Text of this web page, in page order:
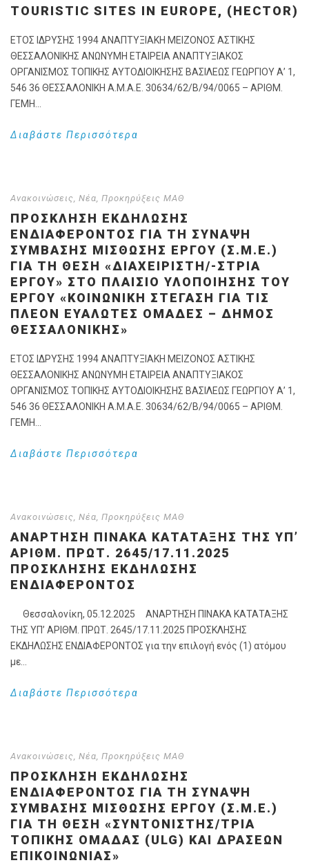
TOURISTIC SITES IN EUROPE, (HECTOR)
ΕΤΟΣ ΙΔΡΥΣΗΣ 1994 ΑΝΑΠΤΥΞΙΑΚΗ ΜΕΙΖΟΝΟΣ ΑΣΤΙΚΗΣ
ΘΕΣΣΑΛΟΝΙΚΗΣ ΑΝΩΝΥΜΗ ΕΤΑΙΡΕΙΑ ΑΝΑΠΤΥΞΙΑΚΟΣ
ΟΡΓΑΝΙΣΜΟΣ ΤΟΠΙΚΗΣ ΑΥΤΟΔΙΟΙΚΗΣΗΣ ΒΑΣΙΛΕΩΣ ΓΕΩΡΓΙΟΥ Α’ 1,
546 36 ΘΕΣΣΑΛΟΝΙΚΗ Α.Μ.Α.Ε. 30634/62/Β/94/0065 – ΑΡΙΘΜ.
ΓΕΜΗ...
Διαβάστε Περισσότερα
Ανακοινώσεις Νέα Προκηρύξεις ΜΑΘ
ΠΡΌΣΚΛΗΣΗ ΕΚΔΉΛΩΣΗΣ
ΕΝΔΙΑΦΈΡΟΝΤΟΣ ΓΙΑ ΤΗ ΣΎΝΑΨΗ
ΣΎΜΒΑΣΗΣ ΜΊΣΘΩΣΗΣ ΈΡΓΟΥ (Σ.Μ.Ε.)
ΓΙΑ ΤΗ ΘΈΣΗ «ΔΙΑΧΕΙΡΙΣΤΉ/-ΣΤΡΙΑ
ΈΡΓΟΥ» ΣΤΟ ΠΛΑΊΣΙΟ ΥΛΟΠΟΊΗΣΗΣ ΤΟΥ
ΈΡΓΟΥ «ΚΟΙΝΩΝΙΚΉ ΣΤΈΓΑΣΗ ΓΙΑ ΤΙΣ
ΠΛΈΟΝ ΕΥΆΛΩΤΕΣ ΟΜΆΔΕΣ – ΔΉΜΟΣ
ΘΕΣΣΑΛΟΝΊΚΗΣ»
ΕΤΟΣ ΙΔΡΥΣΗΣ 1994 ΑΝΑΠΤΥΞΙΑΚΗ ΜΕΙΖΟΝΟΣ ΑΣΤΙΚΗΣ
ΘΕΣΣΑΛΟΝΙΚΗΣ ΑΝΩΝΥΜΗ ΕΤΑΙΡΕΙΑ ΑΝΑΠΤΥΞΙΑΚΟΣ
ΟΡΓΑΝΙΣΜΟΣ ΤΟΠΙΚΗΣ ΑΥΤΟΔΙΟΙΚΗΣΗΣ ΒΑΣΙΛΕΩΣ ΓΕΩΡΓΙΟΥ Α’ 1,
546 36 ΘΕΣΣΑΛΟΝΙΚΗ Α.Μ.Α.Ε. 30634/62/Β/94/0065 – ΑΡΙΘΜ.
ΓΕΜΗ...
Διαβάστε Περισσότερα
Ανακοινώσεις Νέα Προκηρύξεις ΜΑΘ
ΑΝΑΡΤΗΣΗ ΠΙΝΑΚΑ ΚΑΤΑΤΑΞΗΣ ΤΗΣ ΥΠ’
ΑΡΙΘΜ. ΠΡΩΤ. 2645/17.11.2025
ΠΡΟΣΚΛΗΣΗΣ ΕΚΔΗΛΩΣΗΣ
ΕΝΔΙΑΦΕΡΟΝΤΟΣ
Θεσσαλονίκη, 05.12.2025 ΑΝΑΡΤΗΣΗ ΠΙΝΑΚΑ ΚΑΤΑΤΑΞΗΣ
ΤΗΣ ΥΠ’ ΑΡΙΘΜ. ΠΡΩΤ. 2645/17.11.2025 ΠΡΟΣΚΛΗΣΗΣ
ΕΚΔΗΛΩΣΗΣ ΕΝΔΙΑΦΕΡΟΝΤΟΣ για την επιλογή ενός (1) ατόμου
με...
Διαβάστε Περισσότερα
Ανακοινώσεις Νέα Προκηρύξεις ΜΑΘ
ΠΡΟΣΚΛΗΣΗ ΕΚΔΗΛΩΣΗΣ
ΕΝΔΙΑΦΕΡΟΝΤΟΣ ΓΙΑ ΤΗ ΣΎΝΑΨΗ
ΣΎΜΒΑΣΗΣ ΜΊΣΘΩΣΗΣ ΈΡΓΟΥ (Σ.Μ.Ε.)
ΓΙΑ ΤΗ ΘΈΣΗ «ΣΥΝΤΟΝΙΣΤΉΣ/ΤΡΙΑ
ΤΟΠΙΚΉΣ ΟΜΆΔΑΣ (ULG) ΚΑΙ ΔΡΆΣΕΩΝ
ΕΠΙΚΟΙΝΩΝΊΑΣ»